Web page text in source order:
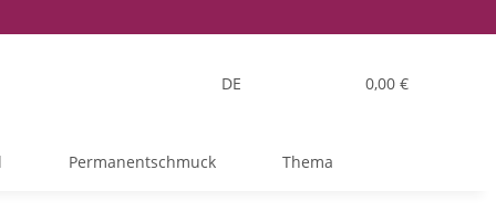
DE 0,00 €
Permanentschmuck Thema